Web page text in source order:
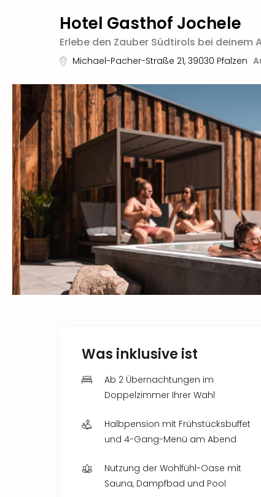
Hotel Gasthof Jochele
Erlebe den Zauber Südtirols bei deinem
Michael-Pacher-Straße 21, 39030 Pfalzen
Was inklusive ist
Ab 2 Übernachtungen im
Doppelzimmer Ihrer Wahl
Halbpension mit Frühstücksbuffet
und 4-Gang-Menü am Abend
Nutzung der Wohlfühl-Oase mit
Sauna, Dampfbad und Pool